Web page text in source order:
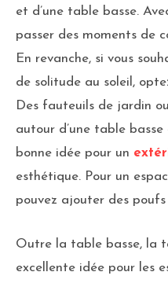
et d’une table basse.
passer des moments de
En revanche, si vous
de solitude au soleil,
Des fauteuils de jardin
autour d’une table
bonne idée pour un
esthétique. Pour un
pouvez ajouter des poufs
Outre la table basse, la
excellente idée pour les